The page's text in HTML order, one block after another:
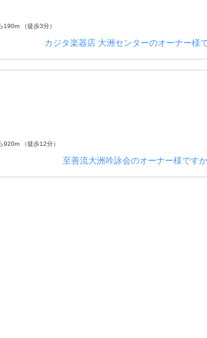
190m （徒歩3分）
カジタ楽器店 大洲センターのオーナー様
920m （徒歩12分）
至善流大洲吟詠会のオーナー様です